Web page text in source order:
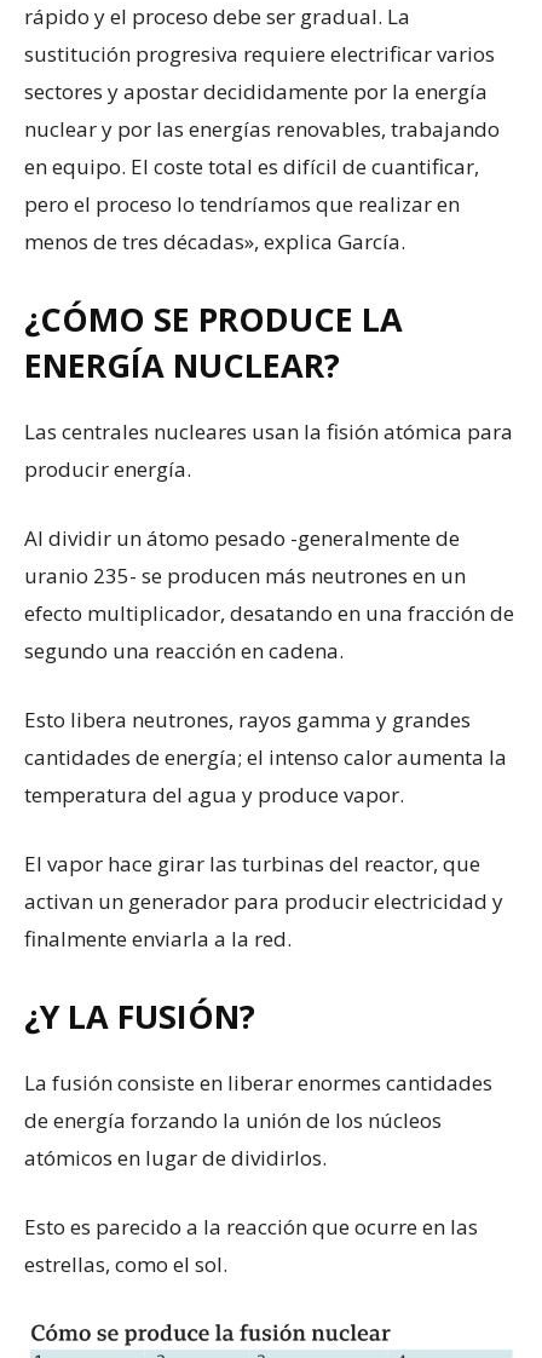
rápido y el proceso debe ser gradual. La
sustitución progresiva requiere electrificar varios
sectores y apostar decididamente por la energía
nuclear y por las energías renovables, trabajando
en equipo. El coste total es difícil de cuantificar,
pero el proceso lo tendríamos que realizar en
menos de tres décadas», explica García.
¿CÓMO SE PRODUCE LA
ENERGÍA NUCLEAR?
Las centrales nucleares usan la fisión atómica para
producir energía.
Al dividir un átomo pesado -generalmente de
uranio 235- se producen más neutrones en un
efecto multiplicador, desatando en una fracción de
segundo una reacción en cadena.
Esto libera neutrones, rayos gamma y grandes
cantidades de energía; el intenso calor aumenta la
temperatura del agua y produce vapor.
El vapor hace girar las turbinas del reactor, que
activan un generador para producir electricidad y
finalmente enviarla a la red.
¿Y LA FUSIÓN?
La fusión consiste en liberar enormes cantidades
de energía forzando la unión de los núcleos
atómicos en lugar de dividirlos.
Esto es parecido a la reacción que ocurre en las
estrellas, como el sol.